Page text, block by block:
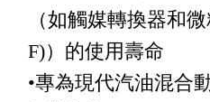
（如觸媒轉換器和
F)）的使用壽命
•專為現代汽油混合